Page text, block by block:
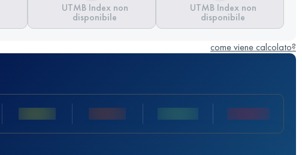
UTMB Index non
disponibile
UTMB Index non
disponibile
come viene calcolato?